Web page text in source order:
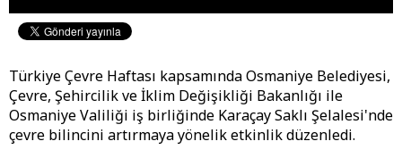
Türkiye Çevre Haftası kapsamında Osmaniye Belediyesi,
Çevre, Şehircilik ve İklim Değişikliği Bakanlığı ile
Osmaniye Valiliği iş birliğinde Karaçay Saklı Şelalesi'nde
çevre bilincini artırmaya yönelik etkinlik düzenledi.